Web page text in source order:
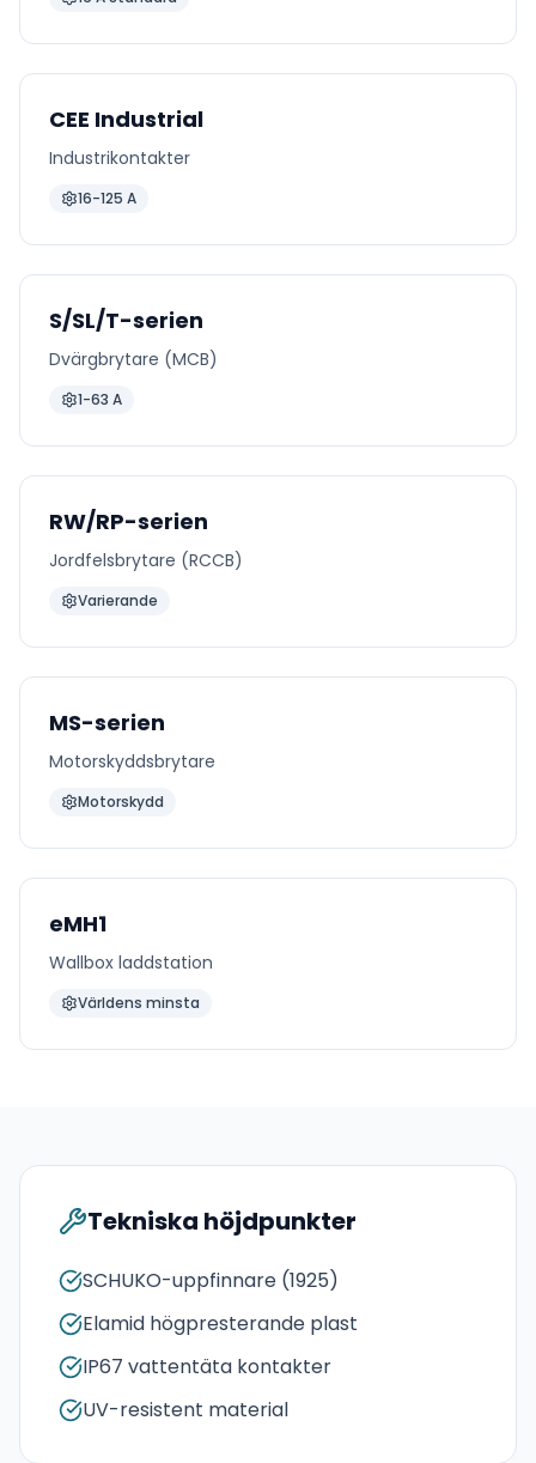
CEE Industrial
Industrikontakter
16-125 A
S/SL/T-serien
Dvärgbrytare (MCB)
1-63 A
RW/RP-serien
Jordfelsbrytare (RCCB)
Varierande
MS-serien
Motorskyddsbrytare
Motorskydd
eMH1
Wallbox laddstation
Världens minsta
Tekniska höjdpunkter
SCHUKO-uppfinnare (1925)
Elamid högpresterande plast
IP67 vattentäta kontakter
UV-resistent material